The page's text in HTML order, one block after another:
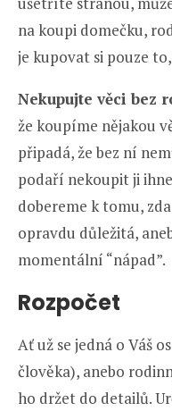
na koupi domečku,
je kupovat si pouze
Nekupujte věci bez
že koupíme nějakou
připadá, že bez ní
podaří nekoupit ji
dobereme k tomu,
opravdu důležitá,
momentální “nápad”.
Rozpočet
Ať už se jedná o Váš
člověka), anebo
ho držet do detailů.